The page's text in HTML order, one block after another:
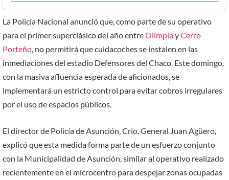
La Policía Nacional anunció que, como parte de su operativo
para el primer superclásico del año entreOlimpiayCerro
Porteño, no permitirá que cuidacoches se instalen en las
inmediaciones del estadio Defensores del Chaco. Este domingo,
con la masiva afluencia esperada de aficionados, se
implementará un estricto control para evitar cobros irregulares
por el uso de espacios públicos.
El director de Policía de Asunción, Crio. General Juan Agüero,
explicó que esta medida forma parte de un esfuerzo conjunto
con la Municipalidad de Asunción, similar al operativo realizado
recientemente en el microcentro para despejar zonas ocupadas